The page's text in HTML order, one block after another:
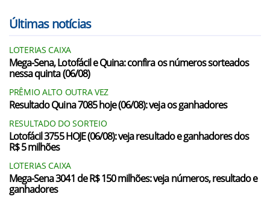
Últimas notícias
LOTERIAS CAIXA
Mega-Sena, Lotofácil e Quina: confira os números sorteados
nessa quinta (06/08)
PRÊMIO ALTO OUTRA VEZ
Resultado Quina 7085 hoje (06/08): veja os ganhadores
RESULTADO DO SORTEIO
Lotofácil 3755 HOJE (06/08): veja resultado e ganhadores dos
R$ 5 milhões
LOTERIAS CAIXA
Mega-Sena 3041 de R$ 150 milhões: veja números, resultado e
ganhadores